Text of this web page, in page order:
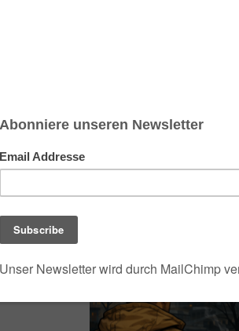
Wichtig: der Ball darf zu keiner Zeit den Boden berühren.
der Ball ähnlich wie beim Squash, auch über die Wände
und Niedersachsen Nabu)
Saison-Kalender